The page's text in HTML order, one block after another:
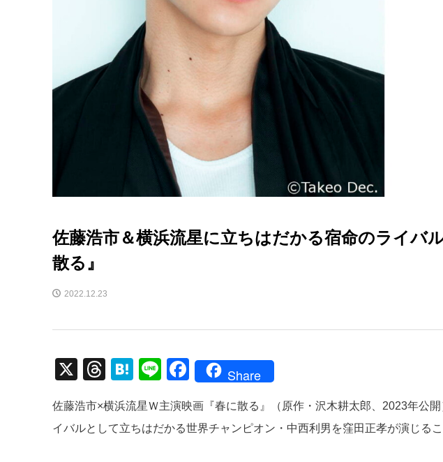
佐藤浩市＆横浜流星に立ちはだかる宿命のライバ
散る』
2022.12.23
X
T
e
a
H
e
n
Li
e
F
c
e
Share
佐藤浩市×横浜流星Ｗ主演映画『春に散る』（原作・沢木耕太郎、2023年公
イバルとして立ちはだかる世界チャンピオン・中西利男を窪田正孝が演じるこ